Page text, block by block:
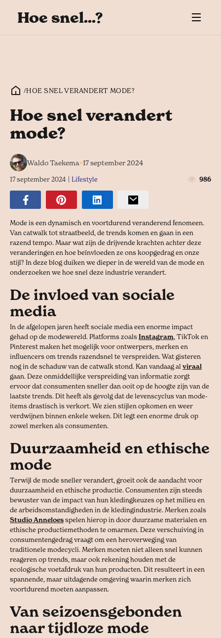
Hoe snel...?
/HOE SNEL VERANDERT MODE?
Hoe snel verandert
mode?
Waldo Taekema•17 september 2024
17 september 2024 Lifestyle 986
Mode is een dynamisch en voortdurend veranderend fenomeen.
Van catwalk tot straatbeeld, de trends komen en gaan in een
razend tempo. Maar wat zijn de drijvende krachten achter deze
veranderingen en hoe beïnvloeden ze ons koopgedrag en onze
stijl? In deze blog duiken we dieper in de wereld van de mode en
onderzoeken we hoe snel deze industrie verandert.
De invloed van sociale
media
In de afgelopen jaren heeft sociale media een enorme impact
gehad op de modewereld. Platforms zoalsInstagram , TikTok en
Pinterest maken het mogelijk voor ontwerpers, merken en
influencers om trends razendsnel te verspreiden. Wat gisteren
nog in de schaduw van de catwalk stond. Kan vandaag al viraal
gaan. Deze onmiddellijke verspreiding van informatie zorgt
ervoor dat consumenten sneller dan ooit op de hoogte zijn van de
laatste trends. Dit heeft als gevolg dat de levenscyclus van mode-
items drastisch is verkort. We zien stijlen opkomen en weer
verdwijnen binnen enkele weken. Dit legt een enorme druk op
zowel merken als consumenten.
Duurzaamheid en ethische
mode
Terwijl de mode sneller verandert, groeit ook de aandacht voor
duurzaamheid en ethische productie. Consumenten zijn steeds
bewuster van de impact van hun kledingkeuzes op het milieu en
de arbeidsomstandigheden in de kledingindustrie. Merken zoals
Studio Anneloesspelen hierop in door duurzame materialen en
ethische productiemethoden te omarmen. Deze verschuiving in
consumentengedrag vraagt om een heroverweging van
traditionele modecycli. Merken moeten niet alleen snel kunnen
reageren op trends, maar ook rekening houden met de
ecologische voetafdruk van hun producten. Dit resulteert in een
spannende, maar uitdagende omgeving waarin merken zich
voortdurend moeten aanpassen.
Van seizoensgebonden
naar tijdloze mode